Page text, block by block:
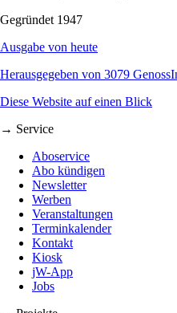
Gegründet 1947
Ausgabe von heute
Herausgegeben von 3079
Diese Website auf einen Blick
→ Service
Aboservice
Abo kündigen
Newsletter
Werben
Veranstaltungen
Terminkalender
Kontakt
Kiosk
jW-App
Jobs